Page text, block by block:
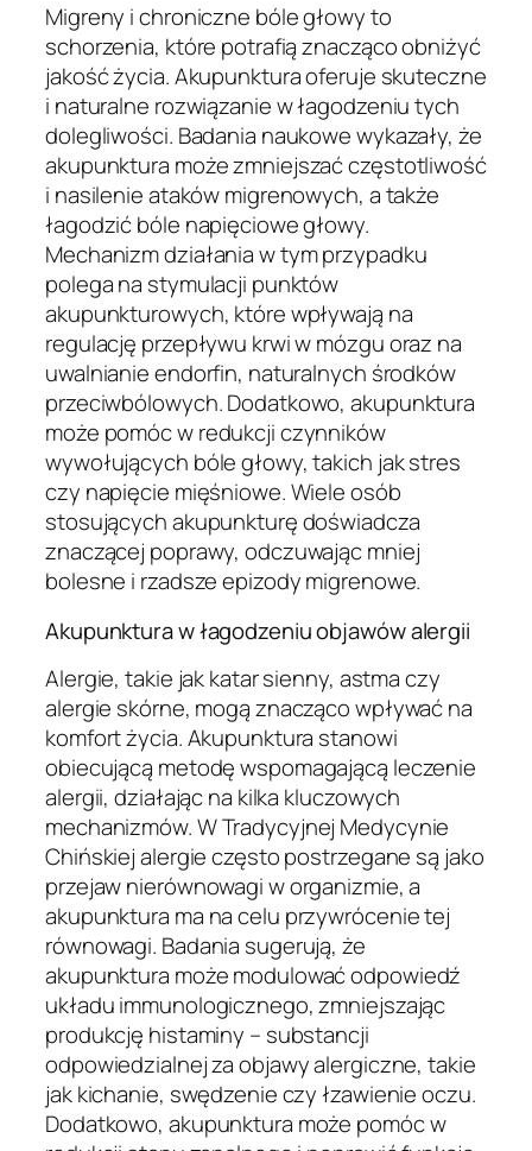
Migreny i chroniczne bóle głowy to
schorzenia, które potrafią znacząco obniżyć
jakość życia. Akupunktura oferuje skuteczne
i naturalne rozwiązanie w łagodzeniu tych
dolegliwości. Badania naukowe wykazały, że
akupunktura może zmniejszać częstotliwość
i nasilenie ataków migrenowych, a także
łagodzić bóle napięciowe głowy.
Mechanizm działania w tym przypadku
polega na stymulacji punktów
akupunkturowych, które wpływają na
regulację przepływu krwi w mózgu oraz na
uwalnianie endorfin, naturalnych środków
przeciwbólowych. Dodatkowo, akupunktura
może pomóc w redukcji czynników
wywołujących bóle głowy, takich jak stres
czy napięcie mięśniowe. Wiele osób
stosujących akupunkturę doświadcza
znaczącej poprawy, odczuwając mniej
bolesne i rzadsze epizody migrenowe.
Akupunktura w łagodzeniu objawów alergii
Alergie, takie jak katar sienny, astma czy
alergie skórne, mogą znacząco wpływać na
komfort życia. Akupunktura stanowi
obiecującą metodę wspomagającą leczenie
alergii, działając na kilka kluczowych
mechanizmów. W Tradycyjnej Medycynie
Chińskiej alergie często postrzegane są jako
przejaw nierównowagi w organizmie, a
akupunktura ma na celu przywrócenie tej
równowagi. Badania sugerują, że
akupunktura może modulować odpowiedź
układu immunologicznego, zmniejszając
produkcję histaminy – substancji
odpowiedzialnej za objawy alergiczne, takie
jak kichanie, swędzenie czy łzawienie oczu.
Dodatkowo, akupunktura może pomóc w